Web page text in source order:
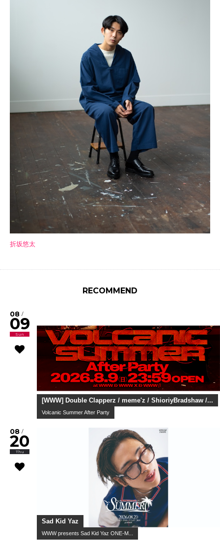
折坂悠太
RECOMMEND
08 /
09
Sun
[WWW] Double Clapperz / meme'z / ShioriyBradshaw /...
Volcanic Summer After Party
08 /
20
Thu
Sad Kid Yaz
WWW presents Sad Kid Yaz ONE-M...